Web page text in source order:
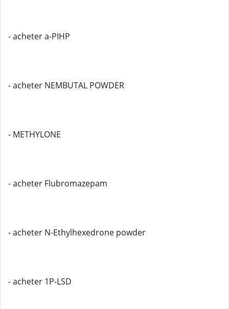
- acheter a-PIHP
- acheter NEMBUTAL POWDER
- METHYLONE
- acheter Flubromazepam
- acheter N-Ethylhexedrone powder
- acheter 1P-LSD